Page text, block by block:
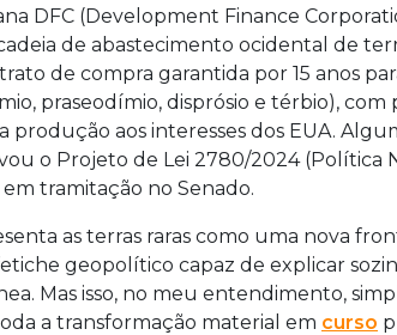
DFC (Development Finance
de abastecimento ocidental de
de compra garantida por 15 anos
praseodímio, disprósio e térbio), com
produção aos interesses dos EUA.
o Projeto de Lei 2780/2024 (Política
tramitação no Senado.
as terras raras como uma nova
geopolítico capaz de explicar
Mas isso, no meu entendimento,
a transformação material em curso